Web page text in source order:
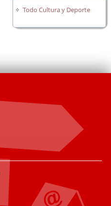
Todo Cultura y Deporte